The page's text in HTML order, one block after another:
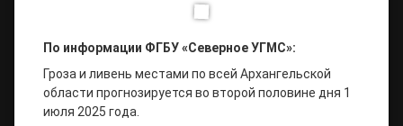
По информации ФГБУ «Северное УГМС»:
Гроза и ливень местами по всей Архангельской
области прогнозируется во второй половине дня 1
июля 2025 года.